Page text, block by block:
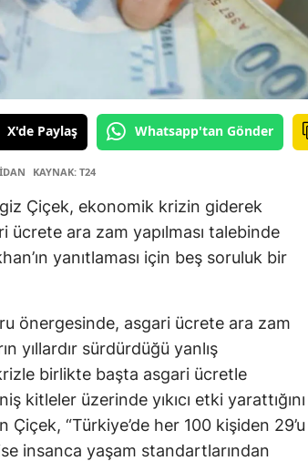
X'de Paylaş Whatsapp'tan Gönder
KAYNAK: T24
Çiçek, ekonomik krizin giderek
ara zam yapılması talebinde
yanıtlaması için beş soruluk bir
önergesinde, asgari ücrete ara zam
yıllardır sürdürdüğü yanlış
birlikte başta asgari ücretle
kitleler üzerinde yıkıcı etki yarattığını
“Türkiye’de her 100 kişiden 29’u
insanca yaşam standartlarından